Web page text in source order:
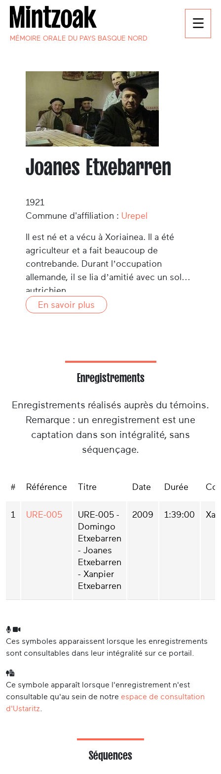
MÉMOIRE ORALE DU PAYS BASQUE NORD
Joanes Etxebarren
1921
Commune d'affiliation : Urepel
Il est né et a vécu à Xoriainea. Il a été
agriculteur et a fait beaucoup de
contrebande. Durant l’occupation
allemande, il se lia d’amitié avec un soldat
autrichien.
En savoir plus
Enregistrements
Enregistrements réalisés auprès du témoins.
Remarque : un enregistrement est une
captation dans son intégralité, sans
séquençage.
# Référence Titre Date Durée
1 URE-005
URE-005 -
Domingo
Etxebarren
- Joanes
Etxebarren
- Xanpier
Etxebarren
2009 1:39:00
Ces symboles apparaissent lorsque les enregistrements
sont consultables dans leur intégralité sur ce portail.
Ce symbole apparaît lorsque l'enregistrement n'est
consultable qu'au sein de notre espace de consultation
d'Ustaritz
Séquences